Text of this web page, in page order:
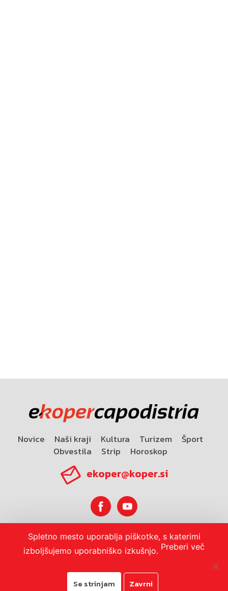
Novice Naši kraji Kultura Turizem
Šport
Obvestila
Strip Horoskop
ekoper@koper.si
Horoskop
Spletno mesto uporablja piškotke, s katerimi
izboljšujemo uporabniško izkušnjo. Preberi več
Se strinjam Zavrni